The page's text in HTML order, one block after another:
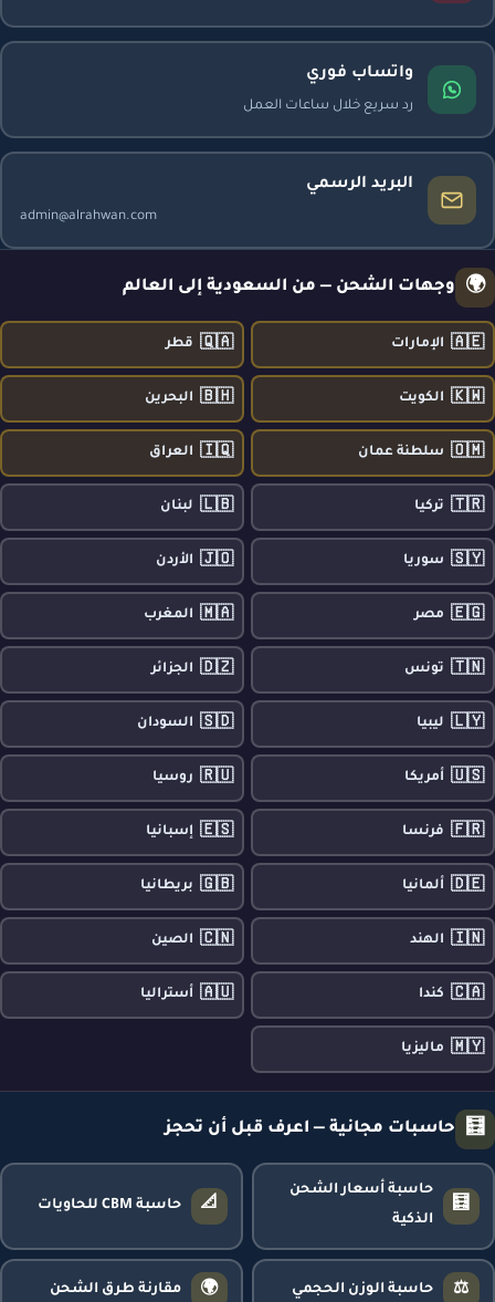
واتساب فوري
رد سريع خلال ساعات العمل
البريد الرسمي
admin@alrahwan.com
🌍 وجهات الشحن — من السعودية إلى العالم
🇦🇪 الإمارات 🇶🇦 قطر
🇰🇼 الكويت 🇧🇭 البحرين
🇴🇲 سلطنة عمان 🇮🇶 العراق
🇹🇷 تركيا 🇱🇧 لبنان
🇸🇾 سوريا 🇯🇴 الأردن
🇪🇬 مصر 🇲🇦 المغرب
🇹🇳 تونس 🇩🇿 الجزائر
🇱🇾 ليبيا 🇸🇩 السودان
🇺🇸 أمريكا 🇷🇺 روسيا
🇫🇷 فرنسا 🇪🇸 إسبانيا
🇩🇪 ألمانيا 🇬🇧 بريطانيا
🇮🇳 الهند 🇨🇳 الصين
🇨🇦 كندا 🇦🇺 أستراليا
🇲🇾 ماليزيا
🧮 حاسبات مجانية — اعرف قبل أن تحجز
🧮
حاسبة أسعار الشحن
الذكية
📐 حاسبة CBM للحاويات
⚖️ حاسبة الوزن الحجمي 🌍 مقارنة طرق الشحن